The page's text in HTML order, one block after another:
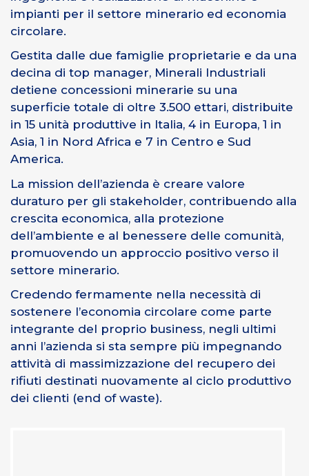
impianti per il settore minerario ed economia
circolare.
Gestita dalle due famiglie proprietarie e da una
decina di top manager, Minerali Industriali
detiene concessioni minerarie su una
superficie totale di oltre 3.500 ettari, distribuite
in 15 unità produttive in Italia, 4 in Europa, 1 in
Asia, 1 in Nord Africa e 7 in Centro e Sud
America.
La mission dell’azienda è creare valore
duraturo per gli stakeholder, contribuendo alla
crescita economica, alla protezione
dell’ambiente e al benessere delle comunità,
promuovendo un approccio positivo verso il
settore minerario.
Credendo fermamente nella necessità di
sostenere l’economia circolare come parte
integrante del proprio business, negli ultimi
anni l’azienda si sta sempre più impegnando
attività di massimizzazione del recupero dei
rifiuti destinati nuovamente al ciclo produttivo
dei clienti (end of waste).